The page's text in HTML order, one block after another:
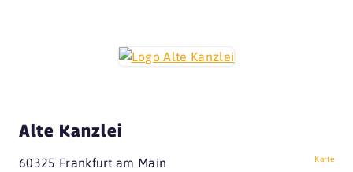
Alte Kanzlei
60325 Frankfurt am Main Karte